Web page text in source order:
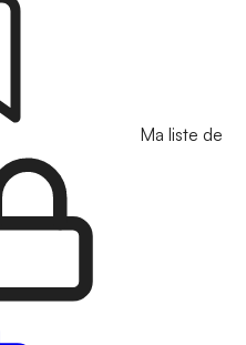
Ma liste de